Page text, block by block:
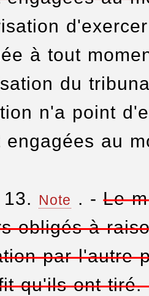
à tout
du
n'a point
engagées au
13. Note . -Le
obligés à
par l'autre
qu'ils ont